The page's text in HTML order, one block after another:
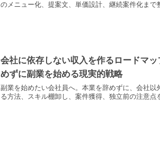
のメニュー化、提案文、単価設計、継続案件化まで
会社に依存しない収入を作るロードマ
めずに副業を始める現実的戦略
副業を始めたい会社員へ。本業を辞めずに、会社以
る方法、スキル棚卸し、案件獲得、独立前の注意点